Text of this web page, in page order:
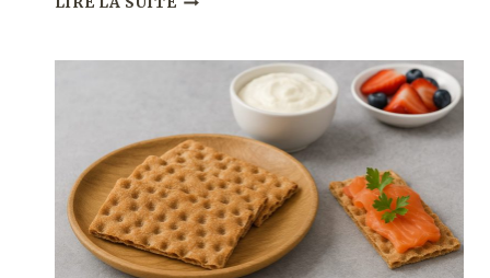
MAIGRIR
:
AVIS
ET
RETOUR
D’EXPÉRIENCE